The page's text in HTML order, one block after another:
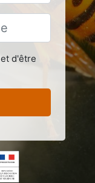
et d'être